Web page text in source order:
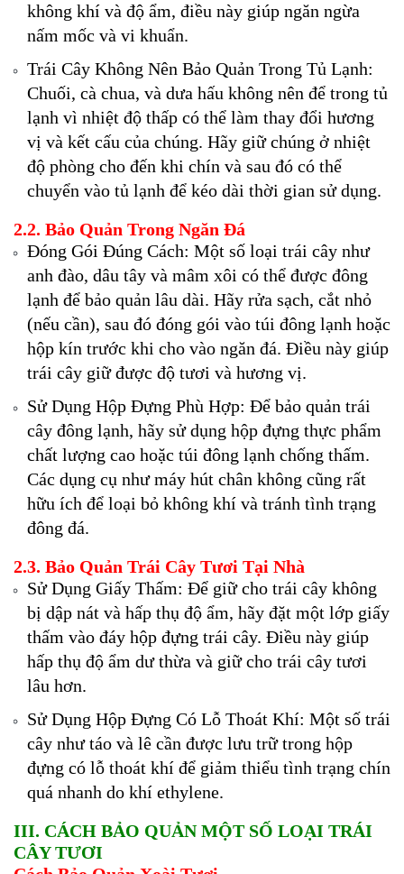
không khí và độ ẩm, điều này giúp ngăn ngừa
nấm mốc và vi khuẩn.
Trái Cây Không Nên Bảo Quản Trong Tủ Lạnh:
Chuối, cà chua, và dưa hấu không nên để trong tủ
lạnh vì nhiệt độ thấp có thể làm thay đổi hương
vị và kết cấu của chúng. Hãy giữ chúng ở nhiệt
độ phòng cho đến khi chín và sau đó có thể
chuyển vào tủ lạnh để kéo dài thời gian sử dụng.
2.2. Bảo Quản Trong Ngăn Đá
Đóng Gói Đúng Cách: Một số loại trái cây như
anh đào, dâu tây và mâm xôi có thể được đông
lạnh để bảo quản lâu dài. Hãy rửa sạch, cắt nhỏ
(nếu cần), sau đó đóng gói vào túi đông lạnh hoặc
hộp kín trước khi cho vào ngăn đá. Điều này giúp
trái cây giữ được độ tươi và hương vị.
Sử Dụng Hộp Đựng Phù Hợp: Để bảo quản trái
cây đông lạnh, hãy sử dụng hộp đựng thực phẩm
chất lượng cao hoặc túi đông lạnh chống thấm.
Các dụng cụ như máy hút chân không cũng rất
hữu ích để loại bỏ không khí và tránh tình trạng
đông đá.
2.3. Bảo Quản Trái Cây Tươi Tại Nhà
Sử Dụng Giấy Thấm: Để giữ cho trái cây không
bị dập nát và hấp thụ độ ẩm, hãy đặt một lớp giấy
thấm vào đáy hộp đựng trái cây. Điều này giúp
hấp thụ độ ẩm dư thừa và giữ cho trái cây tươi
lâu hơn.
Sử Dụng Hộp Đựng Có Lỗ Thoát Khí: Một số trái
cây như táo và lê cần được lưu trữ trong hộp
đựng có lỗ thoát khí để giảm thiểu tình trạng chín
quá nhanh do khí ethylene.
III. CÁCH BẢO QUẢN MỘT SỐ LOẠI TRÁI
CÂY TƯƠI